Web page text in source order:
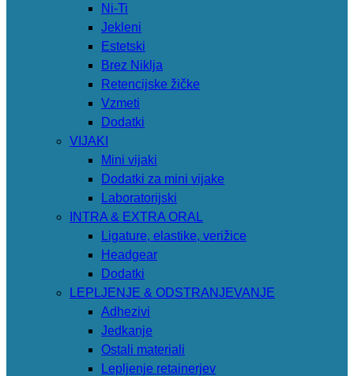
Ni-Ti
Jekleni
Estetski
Brez Niklja
Retencijske žičke
Vzmeti
Dodatki
VIJAKI
Mini vijaki
Dodatki za mini vijake
Laboratorijski
INTRA & EXTRA ORAL
Ligature, elastike, verižice
Headgear
Dodatki
LEPLJENJE & ODSTRANJEVANJE
Adhezivi
Jedkanje
Ostali materiali
Lepljenje retainerjev